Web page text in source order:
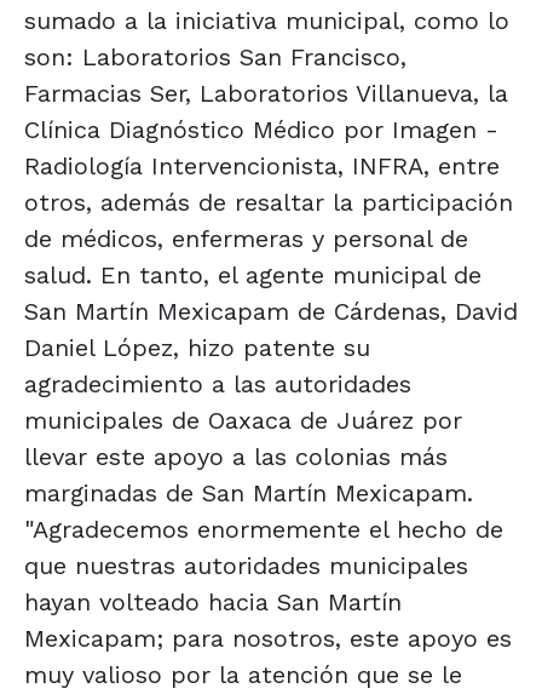
sumado a la iniciativa municipal, como lo
son: Laboratorios San Francisco,
Farmacias Ser, Laboratorios Villanueva, la
Clínica Diagnóstico Médico por Imagen -
Radiología Intervencionista, INFRA, entre
otros, además de resaltar la participación
de médicos, enfermeras y personal de
salud. En tanto, el agente municipal de
San Martín Mexicapam de Cárdenas, David
Daniel López, hizo patente su
agradecimiento a las autoridades
municipales de Oaxaca de Juárez por
llevar este apoyo a las colonias más
marginadas de San Martín Mexicapam.
"Agradecemos enormemente el hecho de
que nuestras autoridades municipales
hayan volteado hacia San Martín
Mexicapam; para nosotros, este apoyo es
muy valioso por la atención que se le